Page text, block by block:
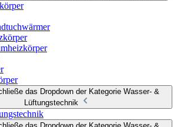
das Dropdown der Kategorie Wasser- &
Lüftungstechnik